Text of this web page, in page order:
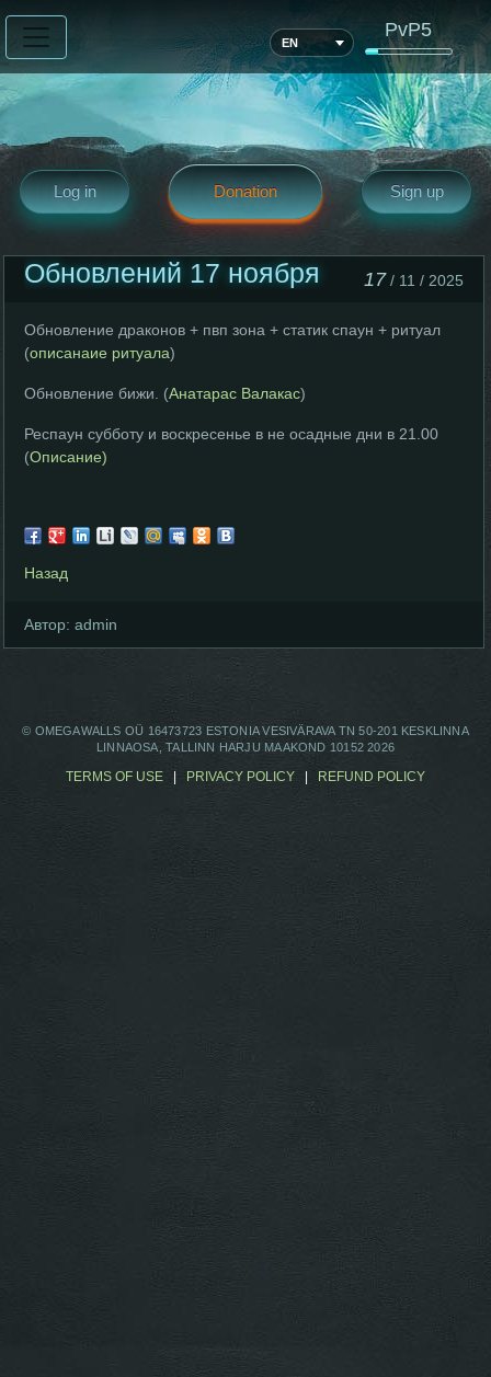
EN
PvP5
Log in Donation Sign up
Обновлений 17 ноября 17/ 11 / 2025
Обновление драконов + пвп зона + статик спаун + ритуал
(описанаие ритуала)
Обновление бижи. (Анатарас Валакас)
Респаун субботу и воскресенье в не осадные дни в 21.00
(Описание)
Назад
Автор: admin
© OMEGAWALLS OÜ 16473723 ESTONIA VESIVÄRAVA TN 50-201 KESKLINNA
LINNAOSA, TALLINN HARJU MAAKOND 10152 2026
TERMS OF USE PRIVACY POLICY REFUND POLICY